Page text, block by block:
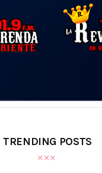
TRENDING POSTS